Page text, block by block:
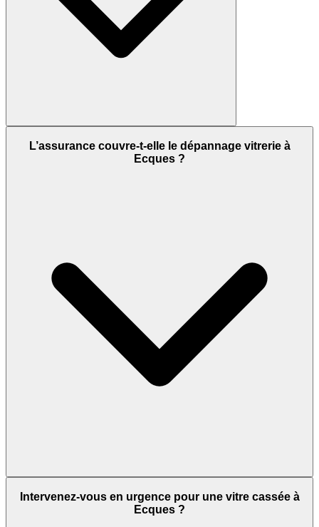
L’assurance couvre-t-elle le dépannage vitrerie à
Ecques ?
Intervenez-vous en urgence pour une vitre cassée à
Ecques ?